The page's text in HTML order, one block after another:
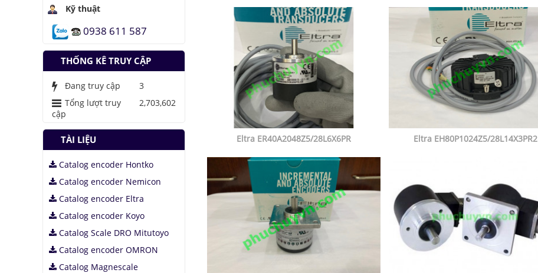
Eltra ER40A2048Z5/28L6X6PR Eltra EH80P1024Z5/28L14X3PR2
Kỹ thuật
0938 611 587
THỐNG KÊ TRUY CẬP
Đang truy cập
3
Tổng lượt truy
cập
2,703,602
TÀI LIỆU
Catalog encoder Hontko
Catalog encoder Nemicon
Catalog encoder Eltra
Catalog encoder Koyo
Catalog Scale DRO Mitutoyo
Catalog encoder OMRON
Catalog Magnescale